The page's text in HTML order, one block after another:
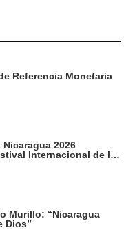
Referencia Monetaria
2026
Internacional de las
Murillo: “Nicaragua
Dios”